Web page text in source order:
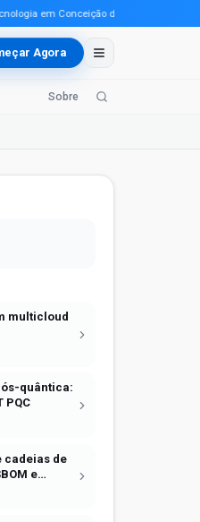
em Conceição do Araguaia (PA) em
Agora
Sobre
multicloud
quântica:
PQC
cadeias de
e